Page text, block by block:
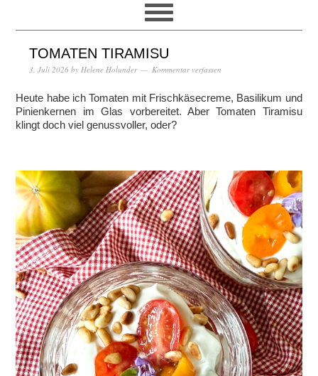
TOMATEN TIRAMISU
3. Juli 2026 by Helene Holunder Kommentar verfassen
Heute habe ich Tomaten mit Frischkäsecreme, Basilikum und
Pinienkernen im Glas vorbereitet. Aber Tomaten Tiramisu
klingt doch viel genussvoller, oder?